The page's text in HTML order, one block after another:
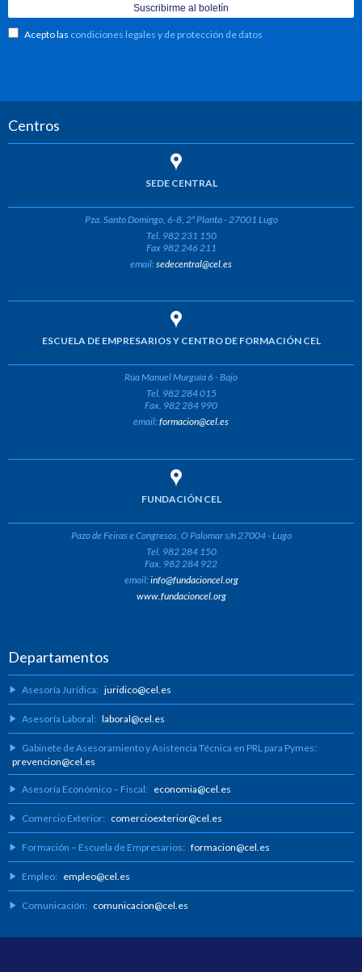
Acepto las condiciones legales y de protección de datos
Centros
SEDE CENTRAL
Pza. Santo Domingo, 6-8, 2ª Planta - 27001 Lugo
Tel. 982 231 150
Fax 982 246 211
email:sedecentral@cel.es
ESCUELA DE EMPRESARIOS Y CENTRO DE FORMACIÓN CEL
Rúa Manuel Murguía 6 - Bajo
Tel. 982 284 015
Fax. 982 284 990
email:formacion@cel.es
FUNDACIÓN CEL
Pazo de Feiras e Congresos, O Palomar s/n 27004 - Lugo
Tel. 982 284 150
Fax. 982 284 922
email:info@fundacioncel.org
www.fundacioncel.org
Departamentos
Asesoría Jurídica: juridico@cel.es
Asesoría Laboral: laboral@cel.es
Gabinete de Asesoramiento y Asistencia Técnica en PRL para Pymes:
prevencion@cel.es
Asesoría Económico – Fiscal: economia@cel.es
Comercio Exterior: comercioexterior@cel.es
Formación – Escuela de Empresarios: formacion@cel.es
Empleo: empleo@cel.es
Comunicación: comunicacion@cel.es